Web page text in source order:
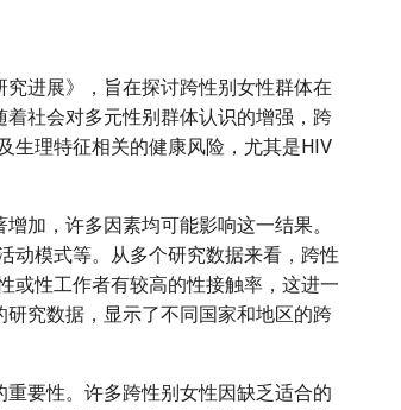
进展》，旨在探讨跨性别女性群体在
社会对多元性别群体认识的增强，跨
生理特征相关的健康风险，尤其是HIV
加，许多因素均可能影响这一结果。
动模式等。从多个研究数据来看，跨性
或性工作者有较高的性接触率，这进一
究数据，显示了不同国家和地区的跨
要性。许多跨性别女性因缺乏适合的